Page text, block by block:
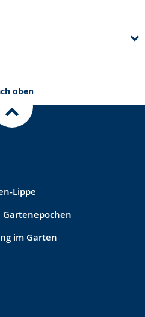
oben
Lippe
im Garten